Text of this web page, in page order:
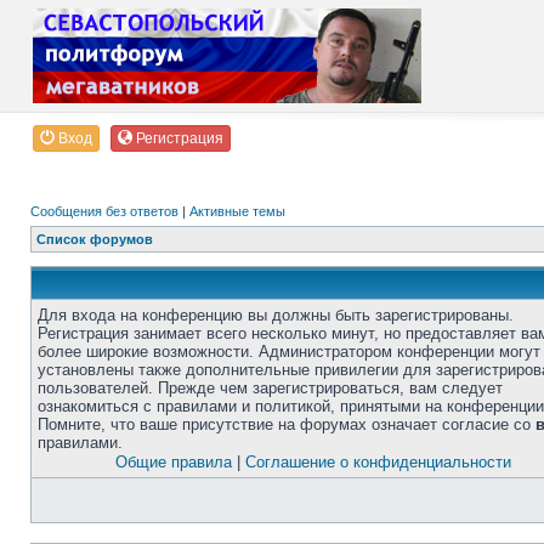
Вход Регистрация
Сообщения без ответов | Активные темы
Список форумов
Для входа на конференцию вы должны быть зарегистрированы.
Регистрация занимает всего несколько минут, но предоставляет
более широкие возможности. Администратором конференции
установлены также дополнительные привилегии для
пользователей. Прежде чем зарегистрироваться, вам следует
ознакомиться с правилами и политикой, принятыми на
Помните, что ваше присутствие на форумах означает согласие со
правилами.
Общие правила| Соглашение о конфиденциальности